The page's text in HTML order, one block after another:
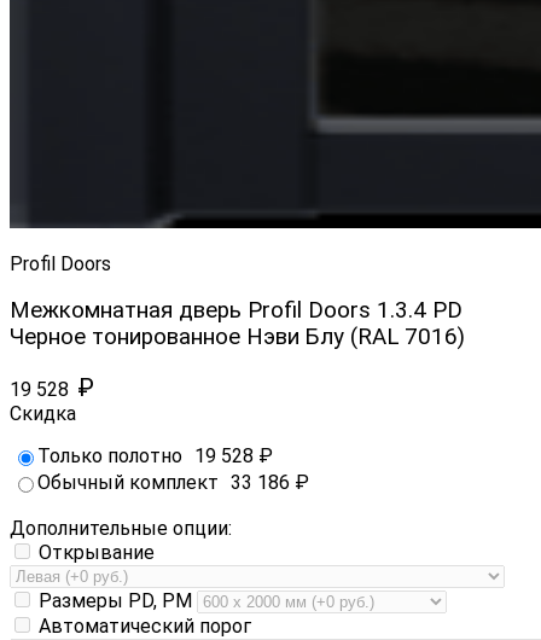
Profil Doors
Межкомнатная дверь Profil Doors 1.3.4 PD
Черное тонированное Нэви Блу (RAL 7016)
19 528 ₽
Скидка
Только полотно 19 528 ₽
Обычный комплект 33 186 ₽
Дополнительные опции:
Открывание
Размеры PD, PM
Автоматический порог